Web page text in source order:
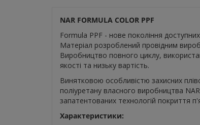
NAR FORMULA COLOR PPF
Formula PPF - нове покоління
Матеріал розроблений провідним
Виробництво повного циклу,
якості та низьку вартість.
Винятковою особливістю захисних
поліуретану власного виробництва
запатентованих технологій покриття
Характеристики: